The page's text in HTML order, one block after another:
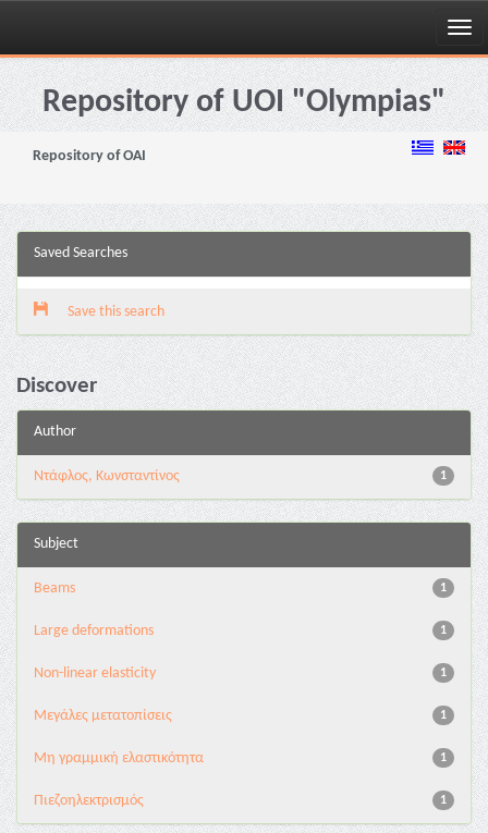
Skip
navigationRepository of UOI "Olympias"
Repository of OAI
Saved Searches
Save this search
Discover
Author
1
Ντάφλος, Κωνσταντίνος
Subject
1
Beams
1
Large deformations
1
Non-linear elasticity
1
Μεγάλες μετατοπίσεις
1
Μη γραμμική ελαστικότητα
1
Πιεζοηλεκτρισμός